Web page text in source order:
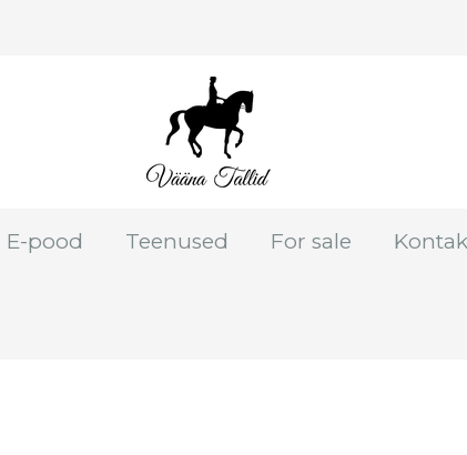
E-pood Teenused For sale